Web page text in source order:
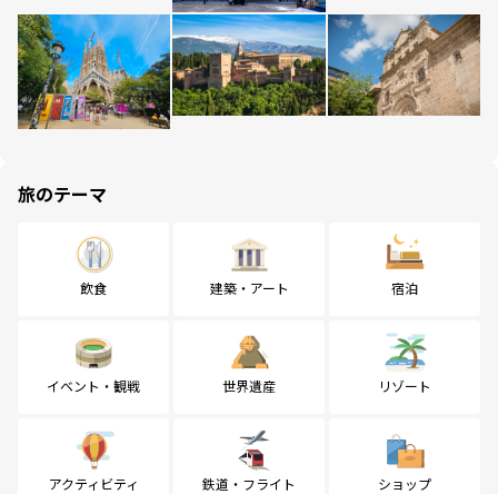
旅のテーマ
飲食 建築・アート 宿泊
イベント・観戦 世界遺産 リゾート
アクティビティ 鉄道・フライト ショップ